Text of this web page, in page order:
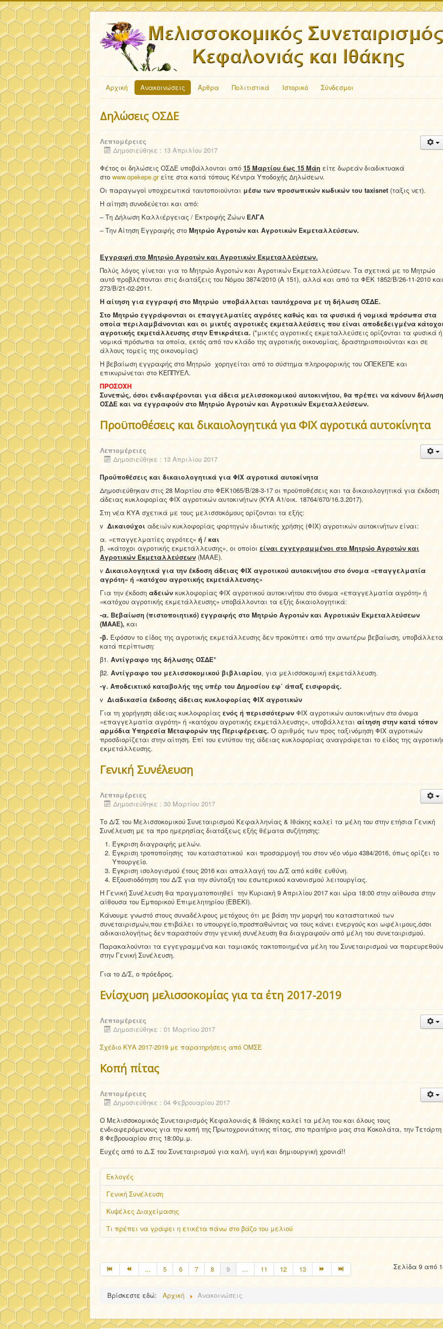
Αρχική Ανακοινώσεις Άρθρα Πολιτιστικά Ιστορικό Σύνδεσμοι
Δηλώσεις ΟΣΔΕ
Λεπτομέρειες
Δημοσιεύθηκε : 13 Απριλίου 2017
Φέτος οι δηλώσεις ΟΣΔΕ υποβάλλονται από 15 Μαρτίου έως 15 Μάη είτε δωρεάν διαδικτυακά
στο www.opekepe.grείτε στα κατά τόπους Κέντρα Υποδοχής Δηλώσεων.
Οι παραγωγοί υποχρεωτικά ταυτοποιούνται μέσω των προσωπικών κωδικών του taxisnet (ταξις νετ).
Η αίτηση συνοδεύεται και από:
– Τη Δήλωση Καλλιέργειας / Εκτροφής Ζώων ΕΛΓΑ
– Την Αίτηση Εγγραφής στο Μητρώο Αγροτών και Αγροτικών Εκμεταλλεύσεων.
Εγγραφή στο Μητρώο Αγροτών και Αγροτικών Εκμεταλλεύσεων.
Πολύς λόγος γίνεται για το Μητρώο Αγροτών και Αγροτικών Εκμεταλλεύσεων. Τα σχετικά με το Μητρώο
αυτό προβλέπονται στις διατάξεις του Νόμου 3874/2010 (Α 151), αλλά και από τα ΦΕΚ 1852/Β/26-11-2010 και
273/Β/21-02-2011.
Η αίτηση για εγγραφή στο Μητρώο υποβάλλεται ταυτόχρονα με τη δήλωση ΟΣΔΕ.
Στο Μητρώο εγγράφονται οι επαγγελματίες αγρότες καθώς και τα φυσικά ή νομικά πρόσωπα στα
οποία περιλαμβάνονται και οι μικτές αγροτικές εκμεταλλεύσεις που είναι αποδεδειγμένα
αγροτικής εκμετάλλευσης στην Επικράτεια. (*μικτές αγροτικές εκμεταλλεύσεις ορίζονται τα φυσικά ή
νομικά πρόσωπα τα οποία, εκτός από τον κλάδο της αγροτικής οικονομίας, δραστηριοποιούνται και σε
άλλους τομείς της οικονομίας)
Η βεβαίωση εγγραφής στο Μητρώο χορηγείται από το σύστημα πληροφορικής του ΟΠΕΚΕΠΕ και
επικυρώνεται στο ΚΕΠΠΥΕΛ.
ΠΡΟΣΟΧΗ
Συνεπώς, όσοι ενδιαφέρονται για άδεια μελισσοκομικού αυτοκινήτου, θα πρέπει να κάνουν δήλωση
ΟΣΔΕ και να εγγραφούν στο Μητρώο Αγροτών και Αγροτικών Εκμεταλλεύσεων.
Προϋποθέσεις και δικαιολογητικά για ΦΙΧ αγροτικά αυτοκίνητα
Λεπτομέρειες
Δημοσιεύθηκε : 13 Απριλίου 2017
Προϋποθέσεις και δικαιολογητικά για ΦΙΧ αγροτικά αυτοκίνητα
Δημοσιεύθηκαν στις 28 Μαρτίου στο ΦΕΚ1065/Β/28-3-17 οι προϋποθέσεις και τα δικαιολογητικά για έκδοση
άδειας κυκλοφορίας ΦΙΧ αγροτικών αυτοκινήτων (ΚΥΑ Α1/οικ. 18764/670/16.3.2017).
Στη νέα ΚΥΑ σχετικά με τους μελισσοκόμους ορίζονται τα εξής:
v Δικαιούχοι αδειών κυκλοφορίας φορτηγών ιδιωτικής χρήσης (ΦΙΧ) αγροτικών αυτοκινήτων είναι:
α. «επαγγελματίες αγρότες» ή / και
β. «κάτοχοι αγροτικής εκμετάλλευσης», οι οποίοι είναι εγγεγραμμένοι στο Μητρώο Αγροτών και
Αγροτικών Εκμεταλλεύσεων (ΜΑΑΕ).
v Δικαιολογητικά για την έκδοση άδειας ΦΙΧ αγροτικού αυτοκινήτου στο όνομα «επαγγελματία
αγρότη» ή «κατόχου αγροτικής εκμετάλλευσης»
Για την έκδοση αδειών κυκλοφορίας ΦΙΧ αγροτικού αυτοκινήτου στο όνομα «επαγγελματία αγρότη» ή
«κατόχου αγροτικής εκμετάλλευσης» υποβάλλονται τα εξής δικαιολογητικά:
-α. Βεβαίωση (πιστοποιητικό) εγγραφής στο Μητρώο Αγροτών και Αγροτικών Εκμεταλλεύσεων
(ΜΑΑΕ), και
-β. Εφόσον το είδος της αγροτικής εκμετάλλευσης δεν προκύπτει από την ανωτέρω βεβαίωση,
κατά περίπτωση:
β1. Αντίγραφο της δήλωσης ΟΣΔΕ*
β2. Αντίγραφο του μελισσοκομικού βιβλιαρίου, για μελισσοκομική εκμετάλλευση.
-γ. Αποδεικτικό καταβολής της υπέρ του Δημοσίου εφ’ άπαξ εισφοράς.
v Διαδικασία έκδοσης άδειας κυκλοφορίας ΦΙΧ αγροτικών
Για τη χορήγηση άδειας κυκλοφορίας ενός ή περισσότερων ΦΙΧ αγροτικών αυτοκινήτων στο όνομα
«επαγγελματία αγρότη» ή «κατόχου αγροτικής εκμετάλλευσης», υποβάλλεται αίτηση στην κατά τόπον
αρμόδια Υπηρεσία Μεταφορών της Περιφέρειας. Ο αριθμός των προς ταξινόμηση ΦΙΧ αγροτικών
προσδιορίζεται στην αίτηση. Επί του εντύπου της άδειας κυκλοφορίας αναγράφεται το είδος της
εκμετάλλευσης.
Γενική Συνέλευση
Λεπτομέρειες
Δημοσιεύθηκε : 30 Μαρτίου 2017
Το Δ/Σ του Μελισσοκομικού Συνεταιρισμού Κεφαλληνίας & Ιθάκης καλεί τα μέλη του στην ετήσια Γενική
Συνέλευση με τα προ ημερησίας διατάξεως εξής θέματα συζήτησης:
Έγκριση διαγραφής μελών.
Έγκριση τροποποίησης του καταστατικού και προσαρμογή του στον νέο νόμο 4384/2016, όπως ορίζει το
Υπουργείο.
Έγκριση ισολογισμού έτους 2016 και απαλλαγή του Δ/Σ από κάθε ευθύνη.
Εξουσιοδότηση του Δ/Σ για την σύνταξη του εσωτερικού κανονισμού λειτουργίας.
Η Γενική Συνέλευση θα πραγματοποιηθεί την Κυριακή 9 Απριλίου 2017 και ώρα 18:00 στην αίθουσα στην
αίθουσα του Εμπορικού Επιμελητηρίου (ΕΒΕΚΙ).
Κάνουμε γνωστό στους συναδέλφους μετόχους ότι με βάση την μορφή του καταστατικού των
συνεταιρισμών,που επιβάλει το υπουργείο,προσπαθώντας να τους κάνει ενεργούς και ωφέλιμους,όσοι
αδικαιολογήτως δεν παραστούν στην γενική συνέλευση θα διαγραφούν από μέλη του συνεταιρισμού.
Παρακαλούνται τα εγγεγραμμένα και ταμιακός τακτοποιημένα μέλη του Συνεταιρισμού να παρευρεθούν
στην Γενική Συνέλευση.
Για το Δ/Σ, ο πρόεδρος.
Ενίσχυση μελισσοκομίας για τα έτη 2017-2019
Λεπτομέρειες
Δημοσιεύθηκε : 01 Μαρτίου 2017
Σχέδιο ΚΥΑ 2017-2019 με παρατηρήσεις από ΟΜΣΕ
Κοπή πίτας
Λεπτομέρειες
Δημοσιεύθηκε : 04 Φεβρουαρίου 2017
Ο Μελισσοκομικός Συνεταιρισμός Κεφαλονιάς & Ιθάκης καλεί τα μέλη του και όλους τους
ενδιαφερόμενους για την κοπή της Πρωτοχρονιάτικης πίτας, στο πρατήριο μας στα Κοκολάτα, την Τετάρτη
8 Φεβρουαρίου στις 18:00μ.μ.
Ευχές από το Δ.Σ του Συνεταιρισμού για καλή, υγιή και δημιουργική χρονιά!!
Εκλογές
Γενική Συνέλευση
Κυψέλες Διαχείμασης
Τι πρέπει να γράφει η ετικέτα πάνω στο βάζο του μελιού
Σελίδα 9 από
... 5 6 7 8 9 ... 11 12 13
Βρίσκεστε εδώ: Αρχική Ανακοινώσεις